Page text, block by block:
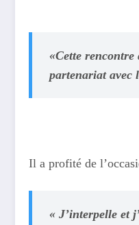
«Cette rencontre
partenariat avec
Il a profité de
« J’interpelle et